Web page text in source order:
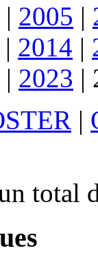
| 2005 |
| 2014 |
| 2023 |
|
total